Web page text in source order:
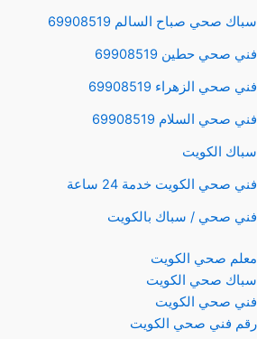
سباك صحي صباح السالم 69908519
فني صحي حطين 69908519
فني صحي الزهراء 69908519
فني صحي السلام 69908519
سباك الكويت
فني صحي الكويت خدمة 24 ساعة
فني صحي / سباك بالكويت
معلم صحي الكويت
سباك صحي الكويت
فني صحي الكويت
رقم فني صحي الكويت